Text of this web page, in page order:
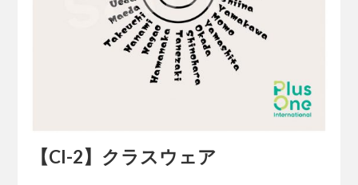
【Cl-2】クラスウェア